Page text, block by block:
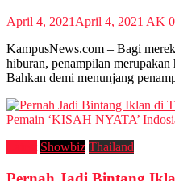
April 4, 2021 April 4, 2021 AK 0
KampusNews.com – Bagi
hiburan, penampilan
Bahkan demi menunjang
Showbiz Thailand